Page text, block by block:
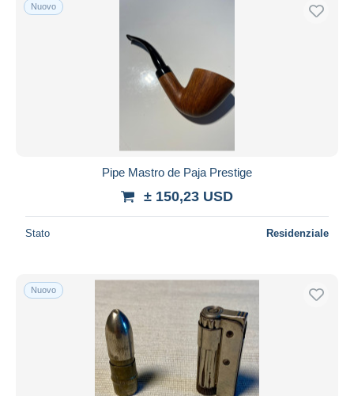
Nuovo
Pipe Mastro de Paja Prestige
± 150,23 USD
Stato Residenziale
Nuovo